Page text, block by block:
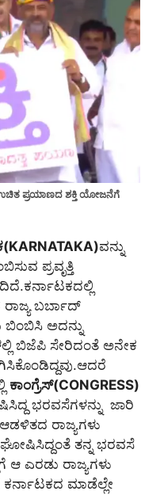
ಪ್ರಯಾಣದ ಶಕ್ತಿ ಯೋಜನೆಗೆ
ವನ್ನು
ಪ್ರವೃತ್ತಿ
ಬರ್ಬಾದ್
ಬಿಂಬಿಸಿ ಅದನ್ನು
ಬಿಜೆಪಿ ಸೇರಿದಂತೆ ಅನೇಕ
ಕಾಂಗ್ರೆಸ್(CONGRESS)
ಭರವಸೆಗಳನ್ನು ಜಾರಿ
ರಾಜ್ಯಗಳು
ತನ್ನ ಭರವಸೆ
ಆ ಎರಡು ರಾಜ್ಯಗಳು
ಮಾಡೆಲ್ಲೇ